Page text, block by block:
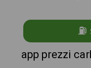
⛽
app prezzi